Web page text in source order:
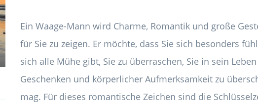
Ein Waage-Mann wird Charme, Romantik und große
für Sie zu zeigen. Er möchte, dass Sie sich besonders
sich alle Mühe gibt, Sie zu überraschen, Sie in sein
Geschenken und körperlicher Aufmerksamkeit zu
mag. Für dieses romantische Zeichen sind die